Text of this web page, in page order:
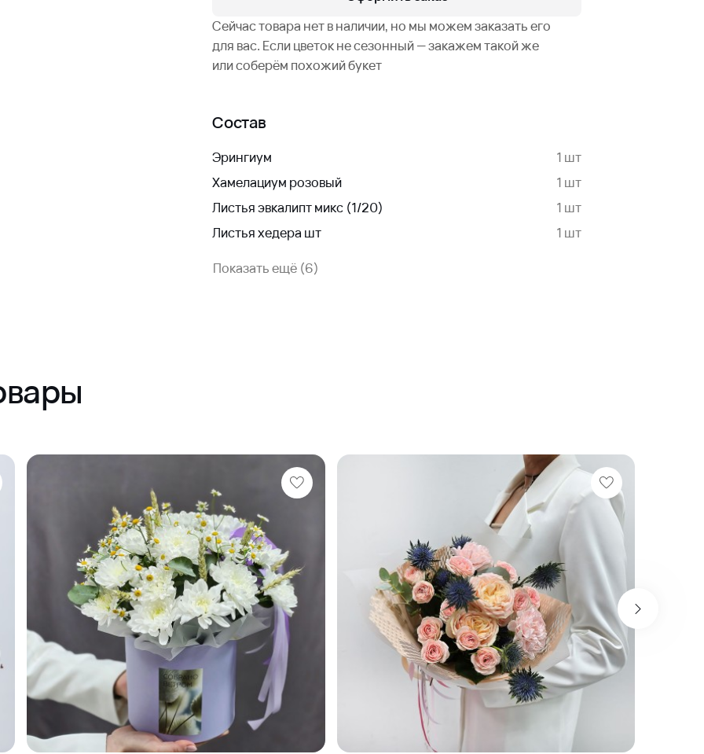
Сейчас товара нет в наличии, но мы можем заказать его
для вас. Если цветок не сезонный — закажем такой же
или соберём похожий букет
Состав
Эрингиум
1 шт
Хамелациум розовый
1 шт
Листья эвкалипт микс (1/20)
1 шт
Листья хедера шт
1 шт
Показать ещё (6)